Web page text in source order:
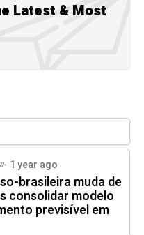
Latest & Most
1 year ago
brasileira muda de
consolidar modelo
previsível em